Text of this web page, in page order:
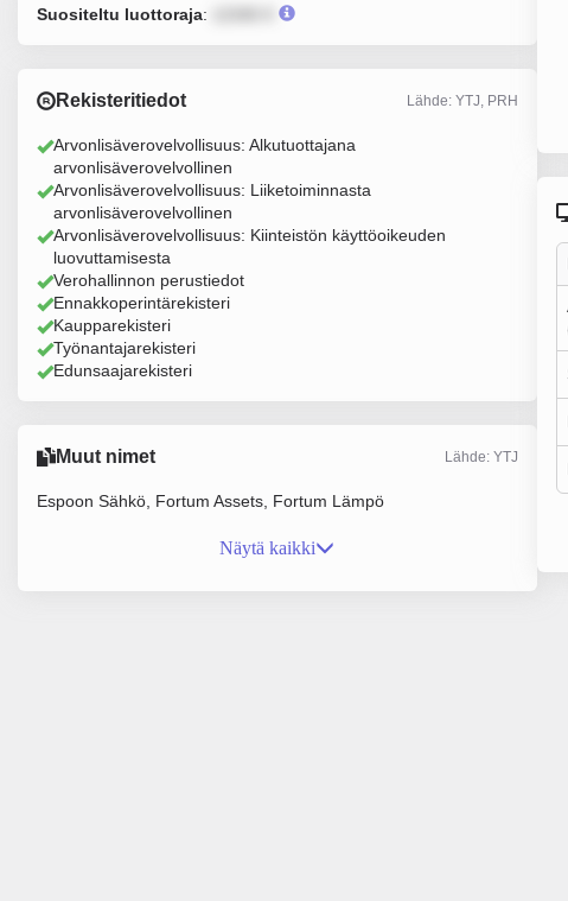
Suositeltu luottoraja:
Rekisteritiedot Lähde: YTJ, PRH
Arvonlisäverovelvollisuus: Alkutuottajana
arvonlisäverovelvollinen
Arvonlisäverovelvollisuus: Liiketoiminnasta
arvonlisäverovelvollinen
Arvonlisäverovelvollisuus: Kiinteistön käyttöoikeuden
luovuttamisesta
Verohallinnon perustiedot
Ennakkoperintärekisteri
Kaupparekisteri
Työnantajarekisteri
Edunsaajarekisteri
Muut nimet Lähde: YTJ
Espoon Sähkö, Fortum Assets, Fortum Lämpö
Näytä kaikki